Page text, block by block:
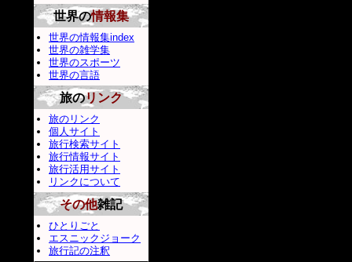
世界の情報集
世界の情報集index
世界の雑学集
世界のスポーツ
世界の言語
旅のリンク
旅のリンク
個人サイト
旅行検索サイト
旅行情報サイト
旅行活用サイト
リンクについて
その他雑記
ひとりごと
エスニックジョーク
旅行記の注釈